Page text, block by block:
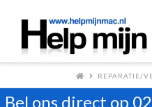
REPARATIE/
Bel ons direct op